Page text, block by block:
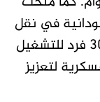
في نقل
مهام إنشاء المركز، وسمحت بتواجد 300 فرد للتشغيل
لتعزيز